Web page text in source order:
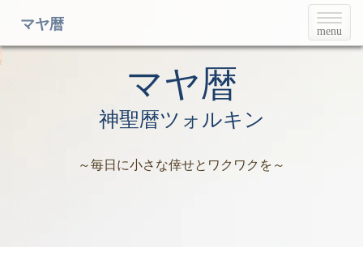
T
o
g
menu
マヤ暦
マヤ暦
神聖暦ツォルキン
～毎日に小さな倖せとワクワクを～